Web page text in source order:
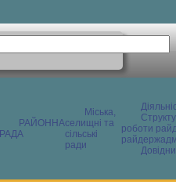
РАЙОННА
РАДА
Міська,
селищні та
сільські
ради
роботи